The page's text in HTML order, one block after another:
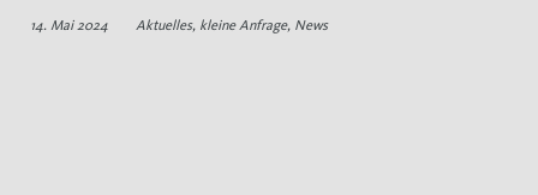
14. Mai 2024 Aktuelles, kleine Anfrage, News